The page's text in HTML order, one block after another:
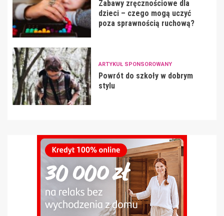
Zabawy zręcznościowe dla
dzieci – czego mogą uczyć
poza sprawnością ruchową?
ARTYKUŁ SPONSOROWANY
Powrót do szkoły w dobrym
stylu